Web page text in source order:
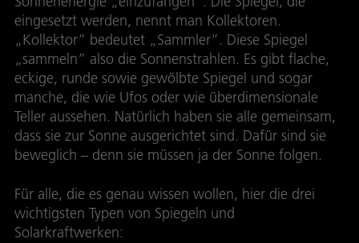
eingesetzt werden, nennt man Kollektoren.
„Kollektor” bedeutet „Sammler”. Diese Spiegel
„sammeln” also die Sonnenstrahlen. Es gibt flache,
eckige, runde sowie gewölbte Spiegel und sogar
manche, die wie Ufos oder wie überdimensionale
Teller aussehen. Natürlich haben sie alle gemeinsam,
dass sie zur Sonne ausgerichtet sind. Dafür sind sie
beweglich – denn sie müssen ja der Sonne folgen.
Für alle, die es genau wissen wollen, hier die drei
wichtigsten Typen von Spiegeln und
Solarkraftwerken: